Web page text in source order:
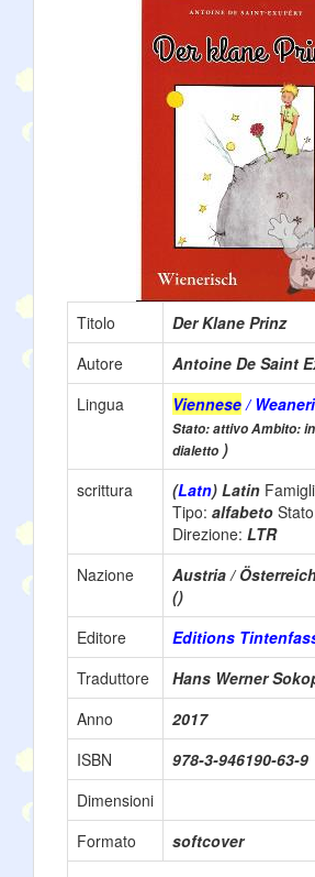
Titolo
Der Klane Prinz
Autore
Antoine De Saint
Lingua
Viennese/
Stato: attivo Ambito:
dialetto )
scrittura
(Latn) Latin
Tipo: alfabeto
Direzione: LTR
Nazione
Austria /
()
Editore
Editions
Traduttore
Hans Werner
Anno
2017
ISBN
978-3-946190-63-9
Dimensioni
Formato
softcover